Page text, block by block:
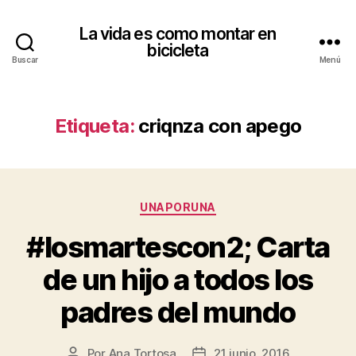
Buscar
La vida es como montar en
bicicleta
Menú
Etiqueta: criqnza con apego
Categorías
UNAPORUNA
#losmartescon2; Carta
de un hijo a todos los
padres del mundo
Por Ana Tortosa 21 junio, 2016